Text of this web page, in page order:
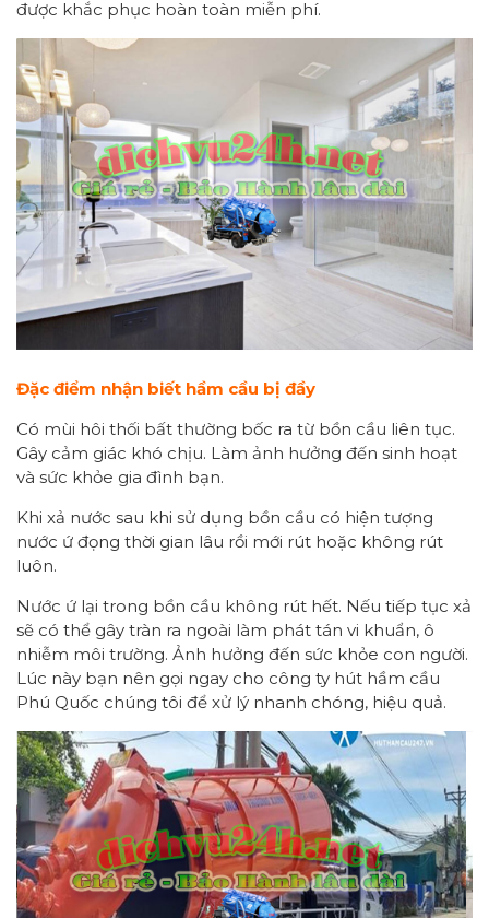
được khắc phục hoàn toàn miễn phí.
Đặc điểm nhận biết hầm cầu bị đầy
Có mùi hôi thối bất thường bốc ra từ bồn cầu liên tục.
Gây cảm giác khó chịu. Làm ảnh hưởng đến sinh hoạt
và sức khỏe gia đình bạn.
Khi xả nước sau khi sử dụng bồn cầu có hiện tượng
nước ứ đọng thời gian lâu rồi mới rút hoặc không rút
luôn.
Nước ứ lại trong bồn cầu không rút hết. Nếu tiếp tục xả
sẽ có thể gây tràn ra ngoài làm phát tán vi khuẩn, ô
nhiễm môi trường. Ảnh hưởng đến sức khỏe con người.
Lúc này bạn nên gọi ngay cho công ty hút hầm cầu
Phú Quốc chúng tôi để xử lý nhanh chóng, hiệu quả.